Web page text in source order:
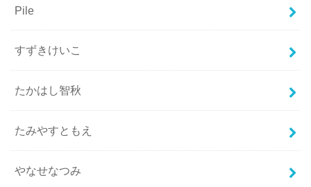
Pile
すずきけいこ
たかはし智秋
たみやすともえ
やなせなつみ